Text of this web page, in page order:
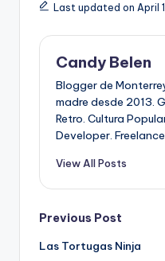
Last updated on April
Candy Belen
Blogger de
madre desde 2013.
Retro. Cultura
Developer.
View All Posts
Post
Previous Post
Las Tortugas Ninja